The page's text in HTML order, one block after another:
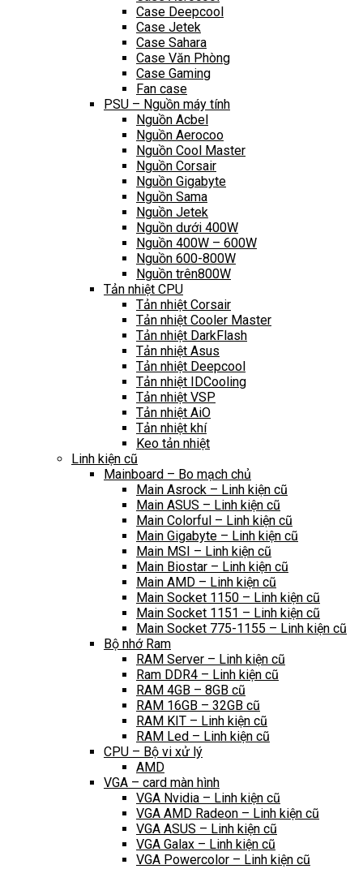
Case Deepcool
Case Jetek
Case Sahara
Case Văn Phòng
Case Gaming
Fan case
PSU – Nguồn máy tính
Nguồn Acbel
Nguồn Aerocoo
Nguồn Cool Master
Nguồn Corsair
Nguồn Gigabyte
Nguồn Sama
Nguồn Jetek
Nguồn dưới 400W
Nguồn 400W – 600W
Nguồn 600-800W
Nguồn trên800W
Tản nhiệt CPU
Tản nhiệt Corsair
Tản nhiệt Cooler Master
Tản nhiệt DarkFlash
Tản nhiệt Asus
Tản nhiệt Deepcool
Tản nhiệt IDCooling
Tản nhiệt VSP
Tản nhiệt AiO
Tản nhiệt khí
Keo tản nhiệt
Linh kiện cũ
Mainboard – Bo mạch chủ
Main Asrock – Linh kiện cũ
Main ASUS – Linh kiện cũ
Main Colorful – Linh kiện cũ
Main Gigabyte – Linh kiện cũ
Main MSI – Linh kiện cũ
Main Biostar – Linh kiện cũ
Main AMD – Linh kiện cũ
Main Socket 1150 – Linh kiện cũ
Main Socket 1151 – Linh kiện cũ
Main Socket 775-1155 – Linh kiện cũ
Bộ nhớ Ram
RAM Server – Linh kiện cũ
Ram DDR4 – Linh kiện cũ
RAM 4GB – 8GB cũ
RAM 16GB – 32GB cũ
RAM KIT – Linh kiện cũ
RAM Led – Linh kiện cũ
CPU – Bộ vi xử lý
AMD
VGA – card màn hình
VGA Nvidia – Linh kiện cũ
VGA AMD Radeon – Linh kiện cũ
VGA ASUS – Linh kiện cũ
VGA Galax – Linh kiện cũ
VGA Powercolor – Linh kiện cũ